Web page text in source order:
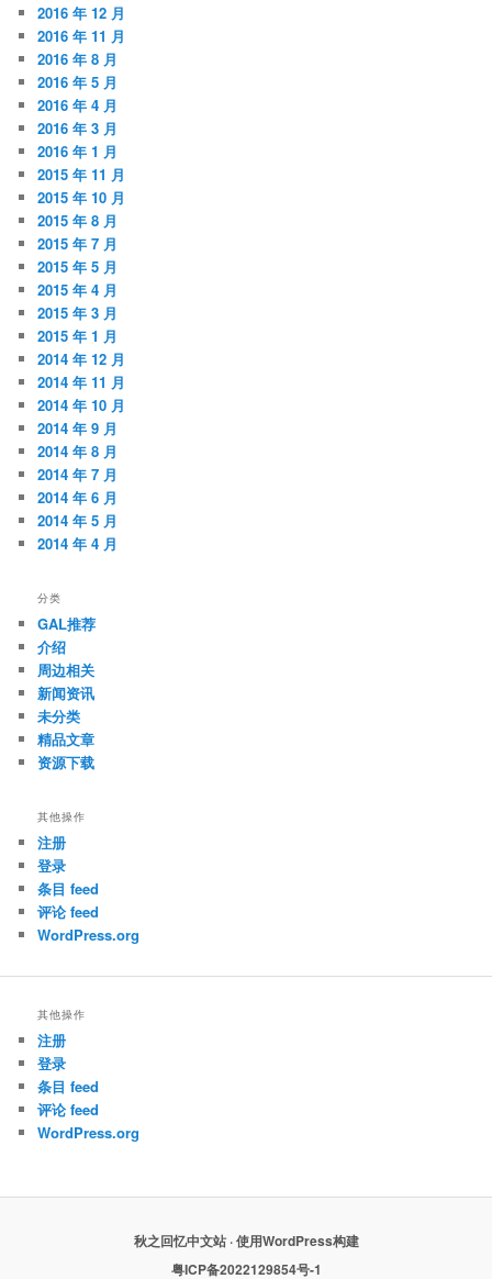
2016 年 12 月
2016 年 11 月
2016 年 8 月
2016 年 5 月
2016 年 4 月
2016 年 3 月
2016 年 1 月
2015 年 11 月
2015 年 10 月
2015 年 8 月
2015 年 7 月
2015 年 5 月
2015 年 4 月
2015 年 3 月
2015 年 1 月
2014 年 12 月
2014 年 11 月
2014 年 10 月
2014 年 9 月
2014 年 8 月
2014 年 7 月
2014 年 6 月
2014 年 5 月
2014 年 4 月
分类
GAL推荐
介绍
周边相关
新闻资讯
未分类
精品文章
资源下载
其他操作
注册
登录
条目 feed
评论 feed
WordPress.org
其他操作
注册
登录
条目 feed
评论 feed
WordPress.org
秋之回忆中文站 · 使用WordPress构建
粤ICP备2022129854号-1